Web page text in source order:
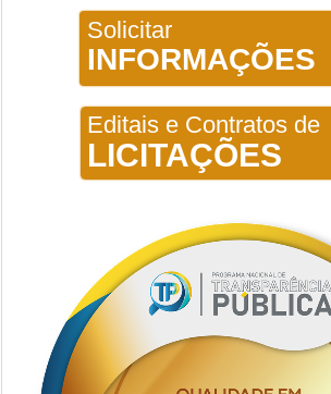
Solicitar
INFORMAÇÕES
Editais e Contratos de
LICITAÇÕES